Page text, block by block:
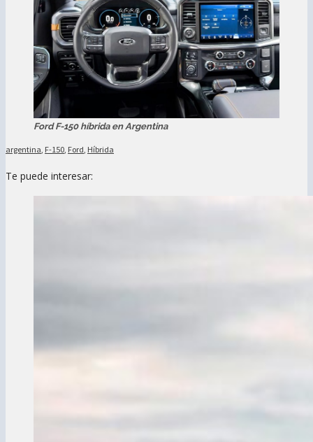
Ford F-150 híbrida en Argentina
argentina, F-150, Ford, Híbrida
Te puede interesar: